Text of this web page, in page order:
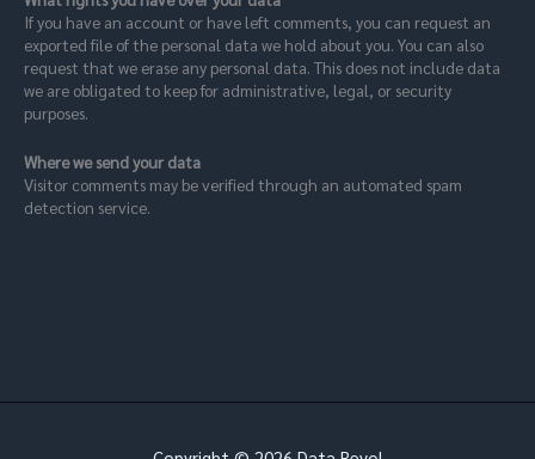
If you have an account or have left comments, you can request an
exported file of the personal data we hold about you. You can also
request that we erase any personal data. This does not include data
we are obligated to keep for administrative, legal, or security
purposes.
Where we send your data
Visitor comments may be verified through an automated spam
detection service.